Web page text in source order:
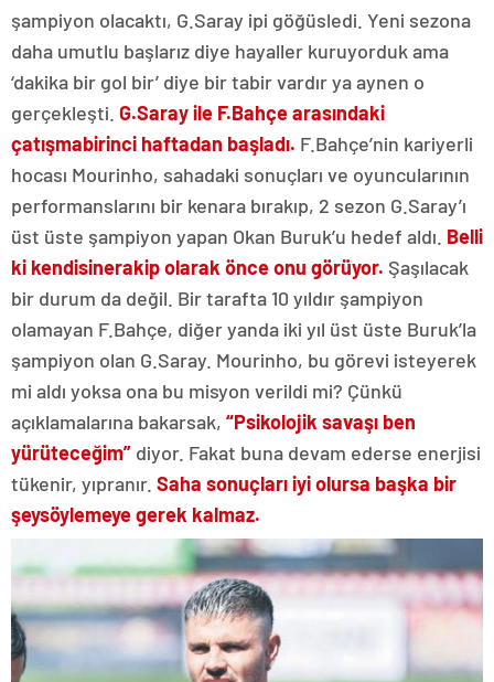
şampiyon olacaktı, G.Saray ipi göğüsledi. Yeni sezona
daha umutlu başlarız diye hayaller kuruyorduk ama
‘dakika bir gol bir’ diye bir tabir vardır ya aynen o
gerçekleşti. G.Saray ile F.Bahçe arasındaki
çatışmabirinci haftadan başladı. F.Bahçe’nin kariyerli
hocası Mourinho, sahadaki sonuçları ve oyuncularının
performanslarını bir kenara bırakıp, 2 sezon G.Saray’ı
üst üste şampiyon yapan Okan Buruk’u hedef aldı. Belli
ki kendisinerakip olarak önce onu görüyor. Şaşılacak
bir durum da değil. Bir tarafta 10 yıldır şampiyon
olamayan F.Bahçe, diğer yanda iki yıl üst üste Buruk’la
şampiyon olan G.Saray. Mourinho, bu görevi isteyerek
mi aldı yoksa ona bu misyon verildi mi? Çünkü
açıklamalarına bakarsak, “Psikolojik savaşı ben
yürüteceğim” diyor. Fakat buna devam ederse enerjisi
tükenir, yıpranır. Saha sonuçları iyi olursa başka bir
şeysöylemeye gerek kalmaz.